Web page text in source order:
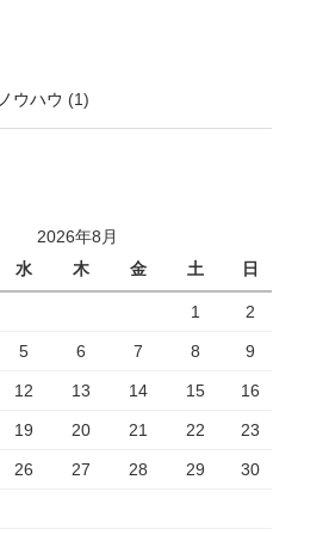
ウハウ (1)
2026年8月
水 木 金 土 日
1 2
5 6 7 8 9
12 13 14 15 16
19 20 21 22 23
26 27 28 29 30